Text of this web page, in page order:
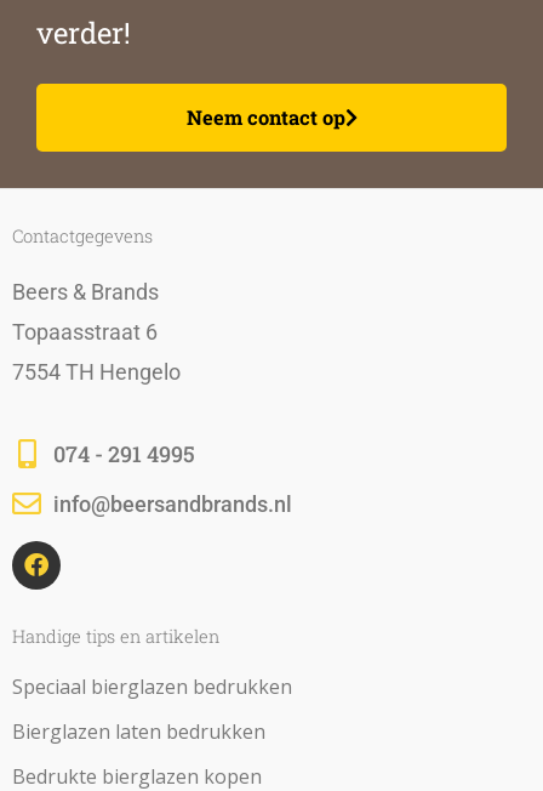
verder!
Neem contact op
Contactgegevens
Beers & Brands
Topaasstraat 6
7554 TH Hengelo
074 - 291 4995
info@beersandbrands.nl
F
a
c
b
o
Handige tips en artikelen
Speciaal bierglazen bedrukken
Bierglazen laten bedrukken
Bedrukte bierglazen kopen